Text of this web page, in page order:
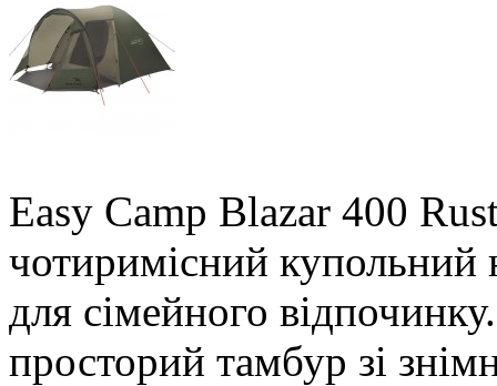
Easy Camp Blazar 400
чотиримісний купольний
для сімейного
просторий тамбур зі